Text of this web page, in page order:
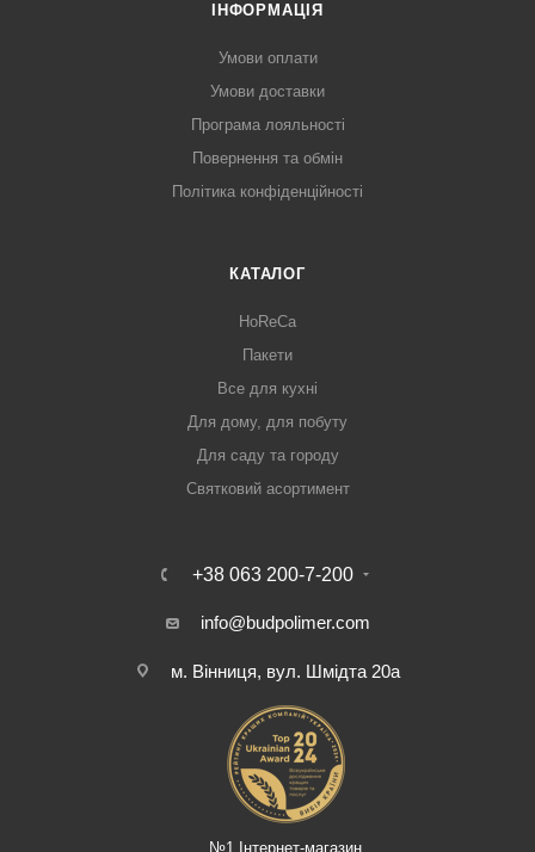
ІНФОРМАЦІЯ
Умови оплати
Умови доставки
Програма лояльності
Повернення та обмін
Політика конфіденційності
КАТАЛОГ
HoReCa
Пакети
Все для кухні
Для дому, для побуту
Для саду та городу
Святковий асортимент
+38 063 200-7-200
info@budpolimer.com
м. Вінниця, вул. Шмідта 20а
№1 Інтернет-магазин